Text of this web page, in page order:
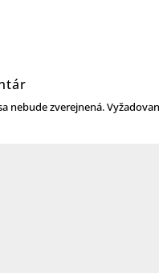
nebude zverejnená.